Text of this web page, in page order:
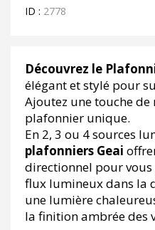
ID : 2778
Découvrez le
élégant et stylé pour
Ajoutez une touche de
plafonnier unique.
En 2, 3 ou 4 sources
plafonniers Geai
directionnel pour
flux lumineux dans la
une lumière
la finition ambrée des